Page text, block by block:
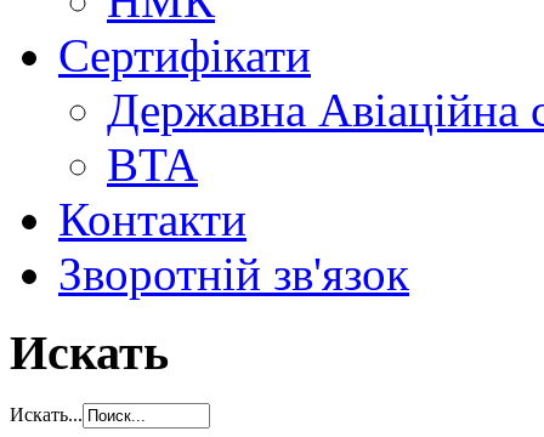
Сертифікати
Державна Авіаційна
BTA
Контакти
Зворотній зв'язок
Искать
Искать...